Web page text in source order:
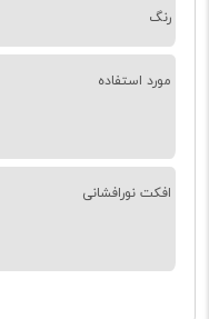
رنگ
مورد استفاده
افکت نورافشانی